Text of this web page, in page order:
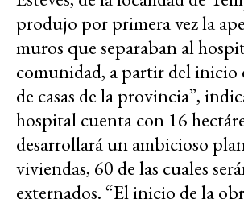
produjo por primera vez la
muros que separaban al
comunidad, a partir del inicio
de casas de la provincia”,
hospital cuenta con 16
desarrollará un ambicioso
viviendas, 60 de las cuales
externados. “El inicio de la